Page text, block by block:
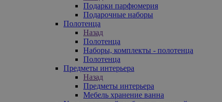
Подарки парфюмерия
Подарочные наборы
Полотенца
Назад
Полотенца
Наборы, комплекты - полотенца
Полотенца
Предметы интерьера
Назад
Предметы интерьера
Мебель хранение ванна